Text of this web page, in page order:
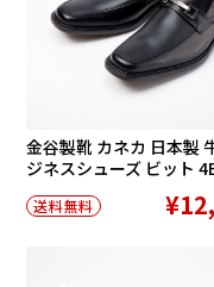
金谷製靴 カネカ 日本製
ジネスシューズ ビット
送料無料